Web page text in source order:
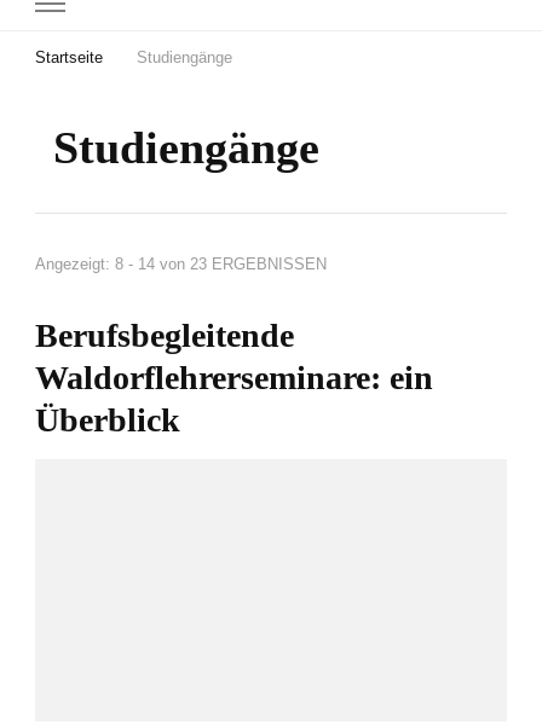
Startseite Studiengänge
Studiengänge
Angezeigt: 8 - 14 von 23 ERGEBNISSEN
Berufsbegleitende
Waldorflehrerseminare: ein
Überblick